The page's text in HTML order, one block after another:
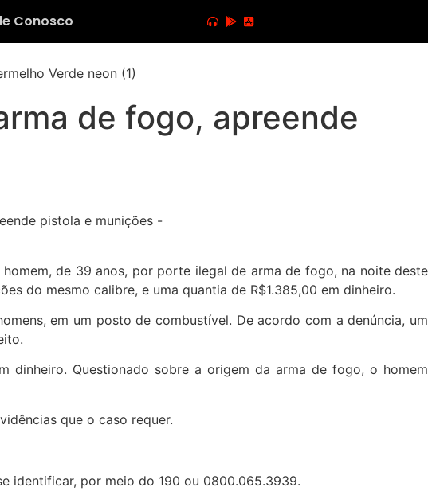
Conosco
de fogo, apreende
de 39 anos, por porte ilegal de arma de fogo, na noite deste
do mesmo calibre, e uma quantia de R$1.385,00 em dinheiro.
em um posto de combustível. De acordo com a denúncia, um
dinheiro. Questionado sobre a origem da arma de fogo, o homem
que o caso requer.
identificar, por meio do 190 ou 0800.065.3939.